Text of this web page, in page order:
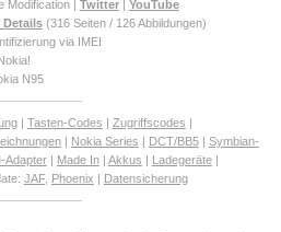
Modification | Twitter| YouTube
Details(316 Seiten / 126 Abbildungen)
via IMEI
N95
| Tasten-Codes | Zugriffscodes |
| Nokia Series | DCT/BB5| Symbian-
Adapter| Made In| Akkus | Ladegeräte|
JAF, Phoenix | Datensicherung